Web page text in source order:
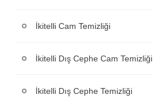
İkitelli Cam Temizliği
İkitelli Dış Cephe Cam Temizliği
İkitelli Dış Cephe Temizliği